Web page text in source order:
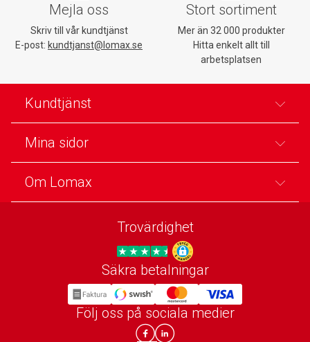
Mejla oss
Skriv till vår kundtjänst
E-post: kundtjanst@lomax.se
Stort sortiment
Mer än 32 000 produkter
Hitta enkelt allt till
arbetsplatsen
Kundtjänst
Mina sidor
Om Lomax
Trovärdighet
Trygg E-handel
Säkra betalningar
Följ oss på sociala medier
Lomax DK Facebook
Lomax SE LinkIn